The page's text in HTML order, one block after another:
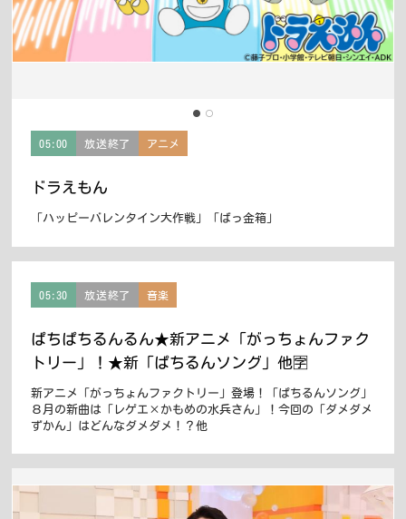
05:00 放送終了 アニメ
ドラえもん
「ハッピーバレンタイン大作戦」「ばっ金箱」
05:30 放送終了 音楽
ぱちぱちるんるん★新アニメ「がっちょんファク
トリー」！★新「ぱちるんソング」他🈑
新アニメ「がっちょんファクトリー」登場！「ぱちるんソング」
８月の新曲は「レゲエ×かもめの水兵さん」！今回の「ダメダメ
ずかん」はどんなダメダメ！？他